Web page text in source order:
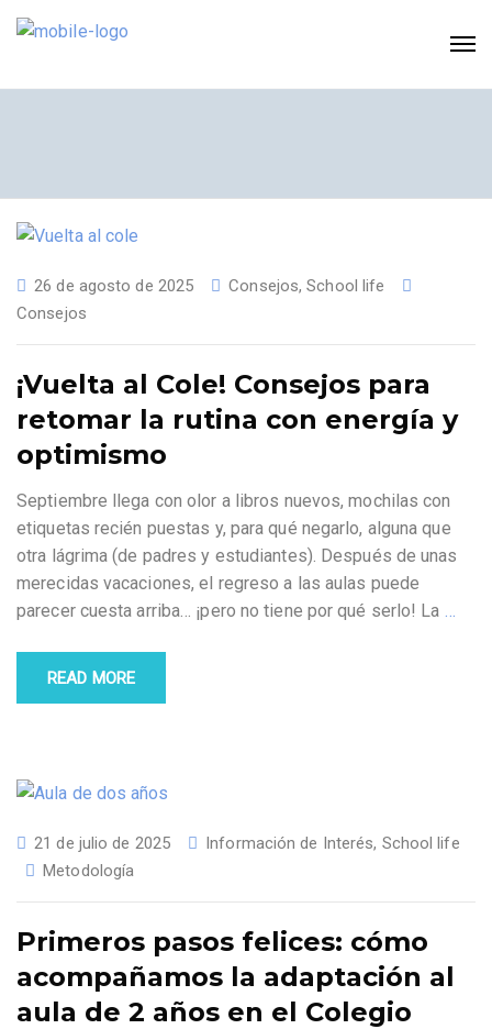
26 de agosto de 2025 Consejos,School life
Consejos
¡Vuelta al Cole! Consejos para
retomar la rutina con energía y
optimismo
Septiembre llega con olor a libros nuevos, mochilas con
etiquetas recién puestas y, para qué negarlo, alguna que
otra lágrima (de padres y estudiantes). Después de unas
merecidas vacaciones, el regreso a las aulas puede
parecer cuesta arriba… ¡pero no tiene por qué serlo! La …
READ MORE
21 de julio de 2025 Información de Interés, School life
Metodología
Primeros pasos felices: cómo
acompañamos la adaptación al
aula de 2 años en el Colegio